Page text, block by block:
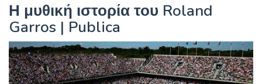
Η μυθική ιστορία του Roland
Garros | Publica